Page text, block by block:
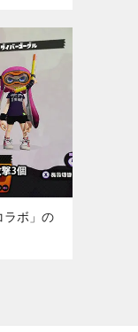
ラボ」の